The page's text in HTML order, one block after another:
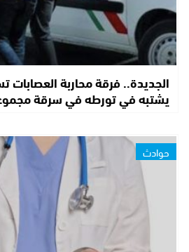
الجديدة.. فرقة محاربة العصابات
يشتبه في تورطه في سرقة
حوادث